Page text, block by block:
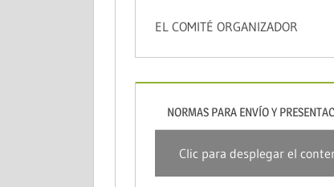
EL COMITÉ ORGANIZADOR
NORMAS PARA ENVÍO Y
Clic para desplegar el